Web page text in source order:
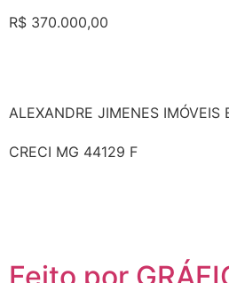
R$ 370.000,00
ALEXANDRE JIMENES IMÓVEIS
CRECI MG 44129 F